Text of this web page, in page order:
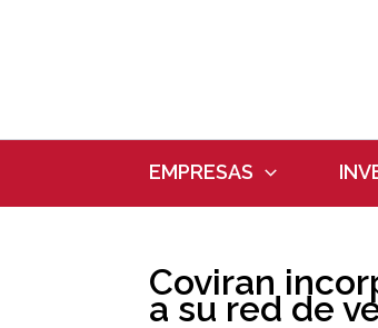
EMPRESAS
Coviran
a su red de